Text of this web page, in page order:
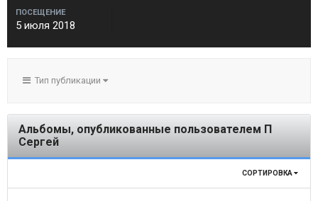
ПОСЕЩЕНИЕ
5 июля 2018
Тип публикации
Альбомы, опубликованные пользователем П
Сергей
СОРТИРОВКА